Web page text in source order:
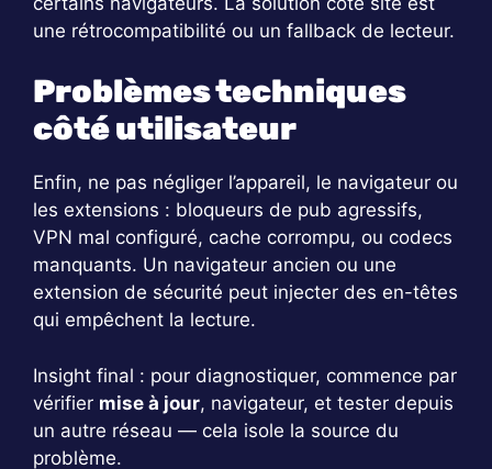
une rétrocompatibilité ou un fallback de lecteur.
Problèmes techniques
côté utilisateur
Enfin, ne pas négliger l’appareil, le navigateur ou
les extensions : bloqueurs de pub agressifs,
VPN mal configuré, cache corrompu, ou codecs
manquants. Un navigateur ancien ou une
extension de sécurité peut injecter des en-têtes
qui empêchent la lecture.
Insight final : pour diagnostiquer, commence par
vérifier mise à jour, navigateur, et tester depuis
un autre réseau — cela isole la source du
problème.